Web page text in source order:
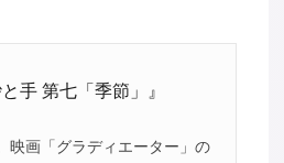
手 第七「季節」』
映画「グラディエーター」の